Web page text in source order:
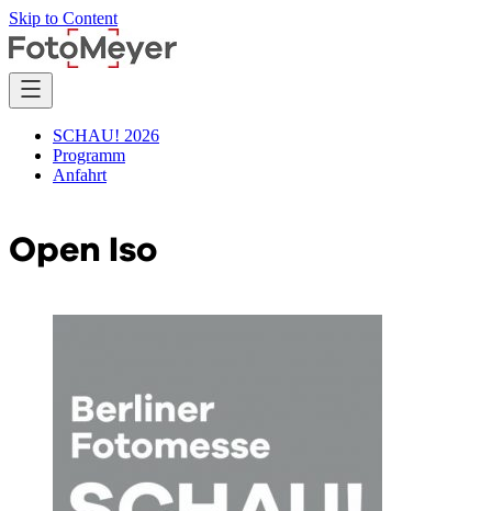
Skip to Content
SCHAU! 2026
Programm
Anfahrt
Open Iso